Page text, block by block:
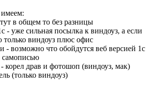
в общем то без разницы
- уже сильная посылка к виндоуз, а если
только виндоуз плюс офис
- возможно что обойдутся веб версией 1с
самописью
корел драв и фотошоп (виндоуз, мак)
(только виндоуз)